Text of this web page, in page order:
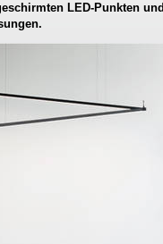
LED-Punkten